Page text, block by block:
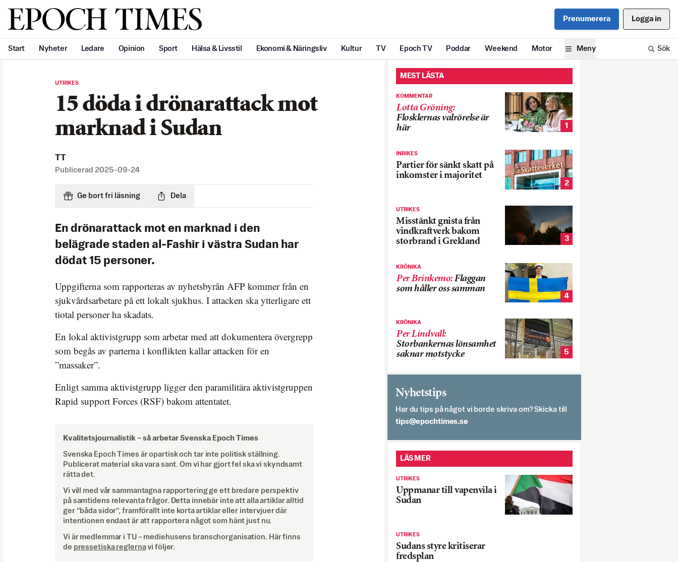
Svenska Epoch Times Prenumerera Logga in
Start Nyheter Ledare Opinion Sport Hälsa & Livsstil Ekonomi & Näringsliv Kultur TV Epoch TV Poddar Weekend Motor Meny Sök
UTRIKES
15 döda i drönarattack mot
marknad i Sudan
TT
Publicerad 2025-09-24
Ge bort fri läsning Dela
En drönarattack mot en marknad i den
belägrade staden al-Fashir i västra Sudan har
dödat 15 personer.
Uppgifterna som rapporteras av nyhetsbyrån AFP kommer från en
sjukvårdsarbetare på ett lokalt sjukhus. I attacken ska ytterligare ett
tiotal personer ha skadats.
En lokal aktivistgrupp som arbetar med att dokumentera övergrepp
som begås av parterna i konflikten kallar attacken för en
”massaker”.
Enligt samma aktivistgrupp ligger den paramilitära aktivistgruppen
Rapid support Forces (RSF) bakom attentatet.
Kvalitetsjournalistik – så arbetar Svenska Epoch Times
Svenska Epoch Times är opartisk och tar inte politisk ställning.
Publicerat material ska vara sant. Om vi har gjort fel ska vi skyndsamt
rätta det.
Vi vill med vår sammantagna rapportering ge ett bredare perspektiv
på samtidens relevanta frågor. Detta innebär inte att alla artiklar alltid
ger ”båda sidor”, framförallt inte korta artiklar eller intervjuer där
intentionen endast är att rapportera något som hänt just nu.
Vi är medlemmar i TU – mediehusens branschorganisation. Här finns
de pressetiska reglernavi följer.
MEST LÄSTA
KOMMENTAR
Lotta Gröning:
Flosklernas valrörelse är
här
1
INRIKES
Partier för sänkt skatt på
inkomster i majoritet
2
UTRIKES
Misstänkt gnista från
vindkraftverk bakom
storbrand i Grekland
3
KRÖNIKA
Per Brinkemo:Flaggan
som håller oss samman
4
KRÖNIKA
Per Lindvall:
Storbankernas lönsamhet
saknar motstycke
5
Nyhetstips
Har du tips på något vi borde skriva om? Skicka till
es.semithcope@spit
LÄS MER
UTRIKES
Uppmanar till vapenvila i
Sudan
UTRIKES
Sudans styre kritiserar
fredsplan